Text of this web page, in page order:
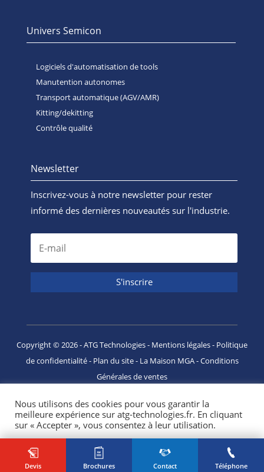
Univers Semicon
Logiciels d'automatisation de tools
Manutention autonomes
Transport automatique (AGV/AMR)
Kitting/dekitting
Contrôle qualité
Newsletter
Inscrivez-vous à notre newsletter pour rester
informé des dernières nouveautés sur l'industrie.
S'inscrire
Copyright ©2026- ATG Technologies - Mentions légales- Politique
de confidentialité- Plan du site- La Maison MGA-Conditions
Générales de ventes
Nous utilisons des cookies pour vous garantir la
meilleure expérience sur atg-technologies.fr. En cliquant
sur « Accepter », vous consentez à leur utilisation.
Paramètres des cookies
Devis Brochures Contact Téléphone